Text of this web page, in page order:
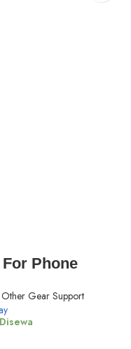
Phone
Other Gear Support